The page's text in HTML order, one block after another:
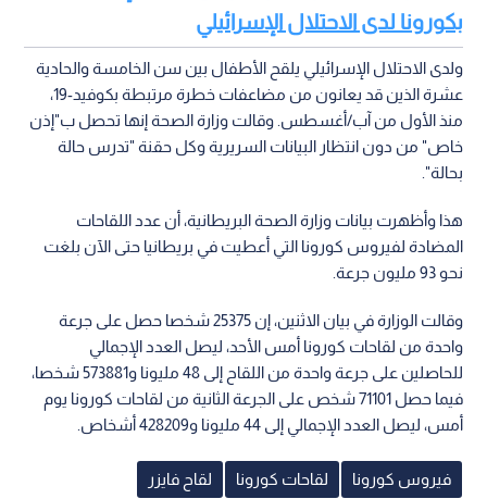
بكورونا لدى الاحتلال الإسرائيلي
ولدى الاحتلال الإسرائيلي يلقح الأطفال بين سن الخامسة والحادية
عشرة الذين قد يعانون من مضاعفات خطرة مرتبطة بكوفيد-19،
منذ الأول من آب/أغسطس. وقالت وزارة الصحة إنها تحصل ب"إذن
خاص" من دون انتظار البيانات السريرية وكل حقنة "تدرس حالة
بحالة".
هذا وأظهرت بيانات وزارة الصحة البريطانية، أن عدد اللقاحات
المضادة لفيروس كورونا التي أعطيت في بريطانيا حتى الآن بلغت
نحو 93 مليون جرعة.
وقالت الوزارة في بيان الاثنين، إن 25375 شخصا حصل على جرعة
واحدة من لقاحات كورونا أمس الأحد، ليصل العدد الإجمالي
للحاصلين على جرعة واحدة من اللقاح إلى 48 مليونا و573881 شخصا،
فيما حصل 71101 شخص على الجرعة الثانية من لقاحات كورونا يوم
أمس، ليصل العدد الإجمالي إلى 44 مليونا و428209 أشخاص.
فيروس كورونا لقاحات كورونا لقاح فايزر